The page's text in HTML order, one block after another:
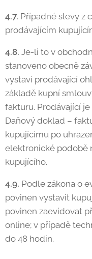
4.7. Případné slevy z
prodávajícím
4.8. Je-li to v
stanoveno obecně
vystaví prodávající
základě kupní
fakturu. Prodávající
Daňový doklad –
kupujícímu po
elektronické podobě
kupujícího.
4.9. Podle zákona o
povinen vystavit
povinen zaevidovat
online; v případě
do 48 hodin.